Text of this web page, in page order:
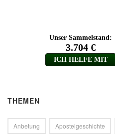
THEMEN
Anbetung Apostelgeschichte